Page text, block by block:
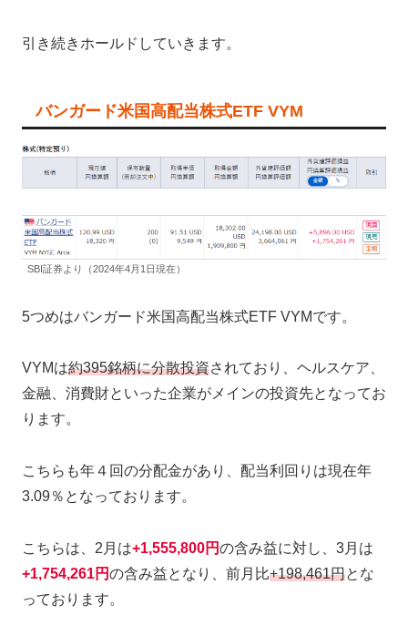
引き続きホールドしていきます。
バンガード米国高配当株式ETF VYM
SBI証券より（2024年4月1日現在）
5つめはバンガード米国高配当株式ETF VYMです。
VYMは約395銘柄に分散投資されており、ヘルスケア、
金融、消費財といった企業がメインの投資先となってお
ります。
こちらも年４回の分配金があり、配当利回りは現在年
3.09％となっております。
こちらは、2月は+1,555,800円の含み益に対し、3月は
+1,754,261円の含み益となり、前月比+198,461円とな
っております。